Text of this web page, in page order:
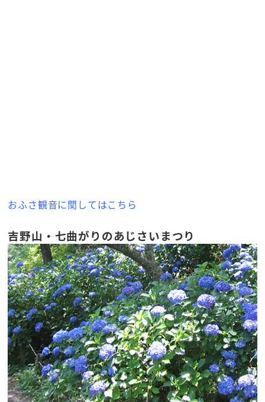
おふさ観音に関してはこちら
吉野山・七曲がりのあじさいまつり